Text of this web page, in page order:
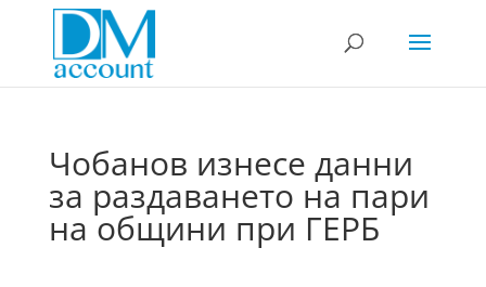
Чобанов изнесе данни
за раздаването на пари
на общини при ГЕРБ